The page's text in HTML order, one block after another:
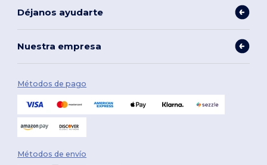
Déjanos ayudarte
Nuestra empresa
Métodos de pago
Métodos de envío